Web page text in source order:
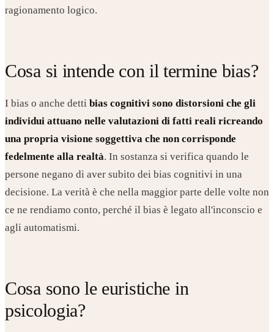
ragionamento logico.
Cosa si intende con il termine bias?
I bias o anche detti bias cognitivi sono distorsioni che gli
individui attuano nelle valutazioni di fatti reali ricreando
una propria visione soggettiva che non corrisponde
fedelmente alla realtà. In sostanza si verifica quando le
persone negano di aver subito dei bias cognitivi in una
decisione. La verità è che nella maggior parte delle volte non
ce ne rendiamo conto, perché il bias è legato all'inconscio e
agli automatismi.
Cosa sono le euristiche in
psicologia?